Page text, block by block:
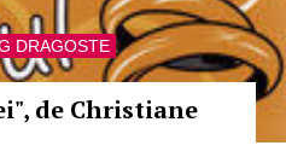
DRAGOSTE
de Christiane